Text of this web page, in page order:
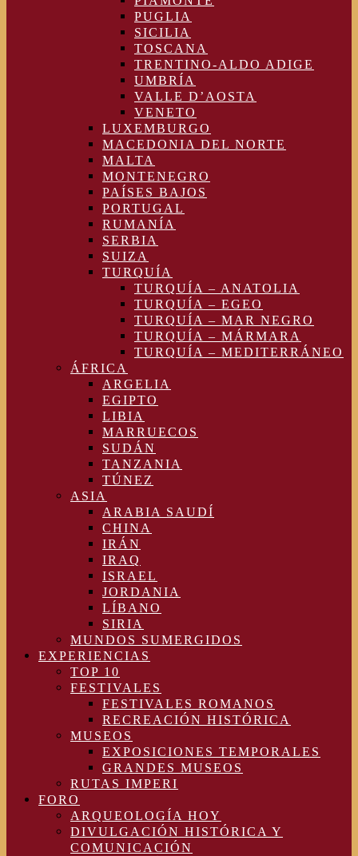
PUGLIA
SICILIA
TOSCANA
TRENTINO-ALDO ADIGE
UMBRÍA
VALLE D’AOSTA
VENETO
LUXEMBURGO
MACEDONIA DEL NORTE
MALTA
MONTENEGRO
PAÍSES BAJOS
PORTUGAL
RUMANÍA
SERBIA
SUIZA
TURQUÍA
TURQUÍA – ANATOLIA
TURQUÍA – EGEO
TURQUÍA – MAR NEGRO
TURQUÍA – MÁRMARA
TURQUÍA – MEDITERRÁNEO
ÁFRICA
ARGELIA
EGIPTO
LIBIA
MARRUECOS
SUDÁN
TANZANIA
TÚNEZ
ASIA
ARABIA SAUDÍ
CHINA
IRÁN
IRAQ
ISRAEL
JORDANIA
LÍBANO
SIRIA
MUNDOS SUMERGIDOS
EXPERIENCIAS
TOP 10
FESTIVALES
FESTIVALES ROMANOS
RECREACIÓN HISTÓRICA
MUSEOS
EXPOSICIONES TEMPORALES
GRANDES MUSEOS
RUTAS IMPERI
FORO
ARQUEOLOGÍA HOY
DIVULGACIÓN HISTÓRICA Y
COMUNICACIÓN